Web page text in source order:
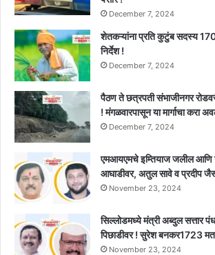
December 7, 2024
शेतकऱ्यांना प्रति कुटुंब सदस्य
निर्देश !
December 7, 2024
पैठण ते छत्रपती संभाजीनगर
! मंगळवारपासून या मार्गाचा करा
December 7, 2024
एमआयएमचे इम्तियाज जलील आणि
आघाडीवर, अतुल सावे व प्रदीप
November 23, 2024
सिल्लोडमध्ये मंत्री अब्दुल सत्तार
पिछाडीवर ! सुरेश बनकर1723
November 23, 2024